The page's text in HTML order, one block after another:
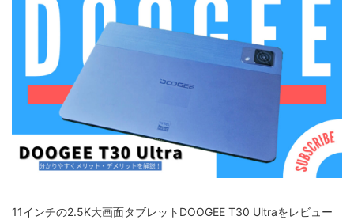
11インチの2.5K大画面タブレットDOOGEE T30 Ultraをレビュー